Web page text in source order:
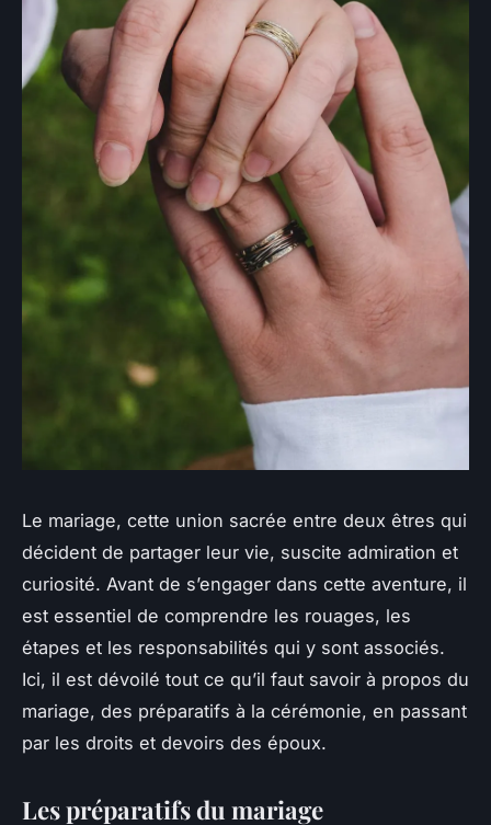
Le mariage, cette union sacrée entre deux êtres qui
décident de partager leur vie, suscite admiration et
curiosité. Avant de s’engager dans cette aventure, il
est essentiel de comprendre les rouages, les
étapes et les responsabilités qui y sont associés.
Ici, il est dévoilé tout ce qu’il faut savoir à propos du
mariage, des préparatifs à la cérémonie, en passant
par les droits et devoirs des époux.
Les préparatifs du mariage